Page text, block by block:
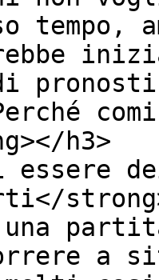
h3>
essere
a